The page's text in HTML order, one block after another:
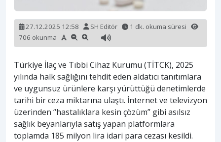
27.12.2025 12:58 SH Editör
1 dk. okuma süresi
706 okunma
Türkiye İlaç ve Tıbbi Cihaz Kurumu (TİTCK), 2025
yılında halk sağlığını tehdit eden aldatıcı tanıtımlara
ve uygunsuz ürünlere karşı yürüttüğü denetimlerde
tarihi bir ceza miktarına ulaştı. İnternet ve televizyon
üzerinden “hastalıklara kesin çözüm” gibi asılsız
sağlık beyanlarıyla satış yapan platformlara
toplamda 185 milyon lira idari para cezası kesildi.